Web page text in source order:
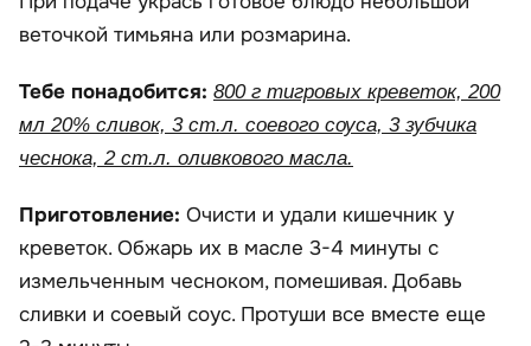
веточкой тимьяна или розмарина.
Тебе понадобится: 800 г тигровых креветок, 200
мл 20% сливок, 3 ст.л. соевого соуса, 3 зубчика
чеснока, 2 ст.л. оливкового масла.
Приготовление: Очисти и удали кишечник у
креветок. Обжарь их в масле 3-4 минуты с
измельченным чесноком, помешивая. Добавь
сливки и соевый соус. Протуши все вместе еще